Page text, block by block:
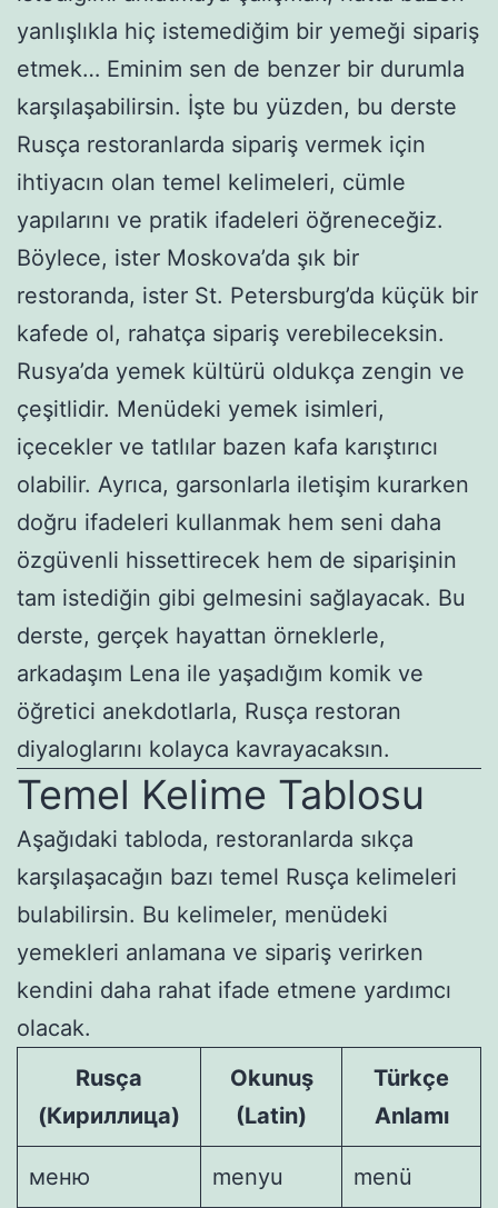
yanlışlıkla hiç istemediğim bir yemeği sipariş
etmek… Eminim sen de benzer bir durumla
karşılaşabilirsin. İşte bu yüzden, bu derste
Rusça restoranlarda sipariş vermek için
ihtiyacın olan temel kelimeleri, cümle
yapılarını ve pratik ifadeleri öğreneceğiz.
Böylece, ister Moskova’da şık bir
restoranda, ister St. Petersburg’da küçük bir
kafede ol, rahatça sipariş verebileceksin.
Rusya’da yemek kültürü oldukça zengin ve
çeşitlidir. Menüdeki yemek isimleri,
içecekler ve tatlılar bazen kafa karıştırıcı
olabilir. Ayrıca, garsonlarla iletişim kurarken
doğru ifadeleri kullanmak hem seni daha
özgüvenli hissettirecek hem de siparişinin
tam istediğin gibi gelmesini sağlayacak. Bu
derste, gerçek hayattan örneklerle,
arkadaşım Lena ile yaşadığım komik ve
öğretici anekdotlarla, Rusça restoran
diyaloglarını kolayca kavrayacaksın.
Temel Kelime Tablosu
Aşağıdaki tabloda, restoranlarda sıkça
karşılaşacağın bazı temel Rusça kelimeleri
bulabilirsin. Bu kelimeler, menüdeki
yemekleri anlamana ve sipariş verirken
kendini daha rahat ifade etmene yardımcı
olacak.
Rusça
(Кириллица)
Okunuş
(Latin)
Türkçe
Anlamı
меню menyu menü